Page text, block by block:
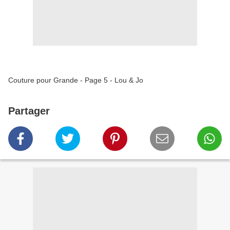
Couture pour Grande - Page 5 - Lou & Jo
Partager